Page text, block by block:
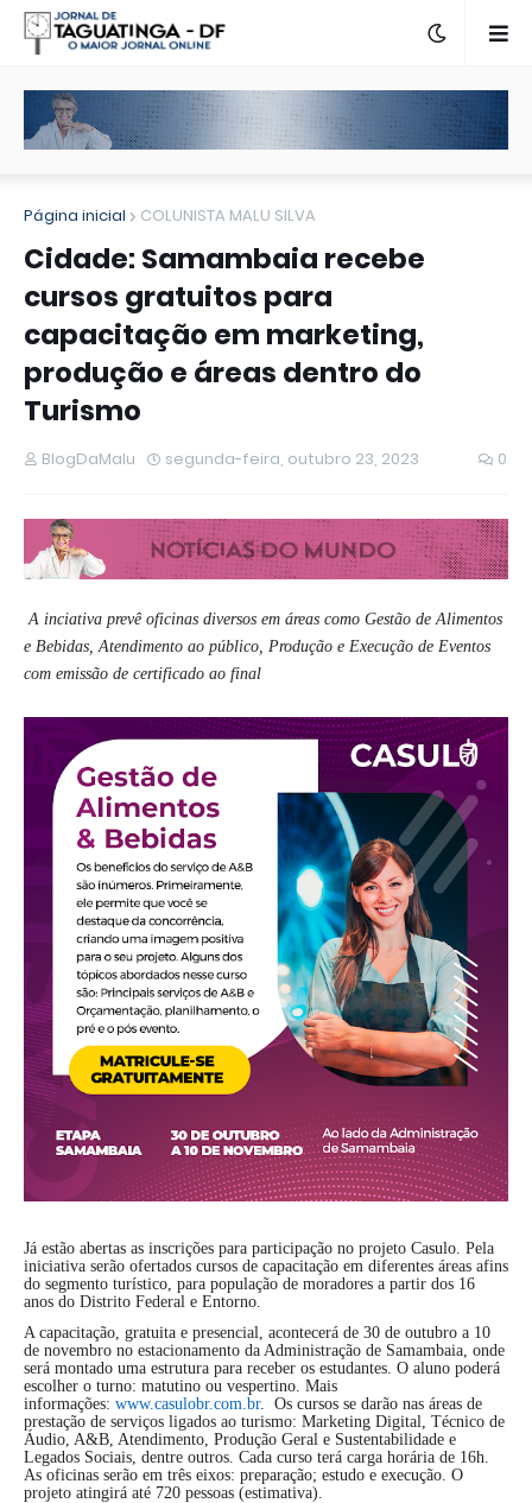
Página inicial COLUNISTA MALU SILVA
Cidade: Samambaia recebe
cursos gratuitos para
capacitação em marketing,
produção e áreas dentro do
Turismo
BlogDaMalu segunda-feira, outubro 23, 2023 0
A inciativa prevê oficinas diversos em áreas como Gestão de Alimentos
e Bebidas, Atendimento ao público, Produção e Execução de Eventos
com emissão de certificado ao final
Já estão abertas as inscrições para participação no projeto Casulo. Pela
iniciativa serão ofertados cursos de capacitação em diferentes áreas afins
do segmento turístico, para população de moradores a partir dos 16
anos do Distrito Federal e Entorno.
A capacitação, gratuita e presencial, acontecerá de 30 de outubro a 10
de novembro no estacionamento da Administração de Samambaia, onde
será montado uma estrutura para receber os estudantes. O aluno poderá
escolher o turno: matutino ou vespertino. Mais
informações: www.casulobr.com.br. Os cursos se darão nas áreas de
prestação de serviços ligados ao turismo: Marketing Digital, Técnico de
Áudio, A&B, Atendimento, Produção Geral e Sustentabilidade e
Legados Sociais, dentre outros. Cada curso terá carga horária de 16h.
As oficinas serão em três eixos: preparação; estudo e execução. O
projeto atingirá até 720 pessoas (estimativa).